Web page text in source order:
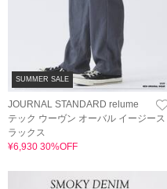
SUMMER SALE
JOURNAL STANDARD relume
テック ウーヴン オーバル イージース
ラックス
¥6,930 30%OFF